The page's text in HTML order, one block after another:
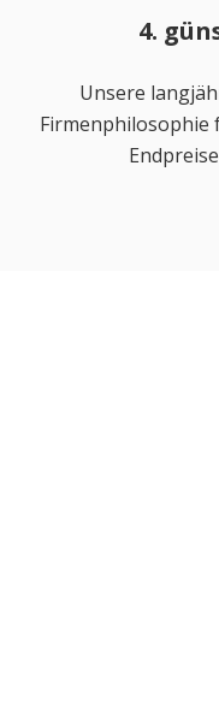
4.
Unsere